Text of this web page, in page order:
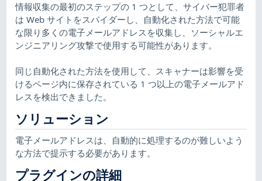
情報収集の最初のステップの 1 つとして、サイバー犯罪者
は Web サイトをスパイダーし、自動化された方法で可能
な限り多くの電子メールアドレスを収集し、ソーシャルエ
ンジニアリング攻撃で使用する可能性があります。
同じ自動化された方法を使用して、スキャナーは影響を受
けるページ内に保存されている 1 つ以上の電子メールアド
レスを検出できました。
ソリューション
電子メールアドレスは、自動的に処理するのが難しいよう
な方法で提示する必要があります。
プラグインの詳細